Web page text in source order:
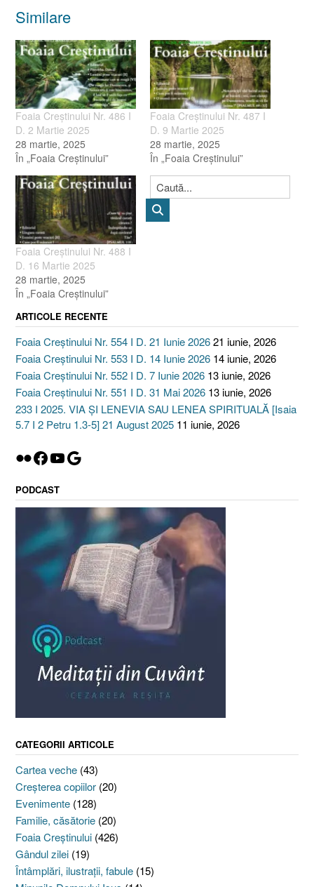
Similare
Foaia Creştinului Nr. 486 I
D. 2 Martie 2025
28 martie, 2025
În „Foaia Creştinului”
Foaia Creştinului Nr. 487 I
D. 9 Martie 2025
28 martie, 2025
În „Foaia Creştinului”
Foaia Creştinului Nr. 488 I
D. 16 Martie 2025
28 martie, 2025
În „Foaia Creştinului”
ARTICOLE RECENTE
Foaia Creștinului Nr. 554 I D. 21 Iunie 202621 iunie, 2026
Foaia Creștinului Nr. 553 I D. 14 Iunie 2026 14 iunie, 2026
Foaia Creștinului Nr. 552 I D. 7 Iunie 2026 13 iunie, 2026
Foaia Creștinului Nr. 551 I D. 31 Mai 2026 13 iunie, 2026
233 I 2025. VIA ȘI LENEVIA SAU LENEA SPIRITUALĂ [Isaia
5.7 I 2 Petru 1.3-5] 21 August 2025 11 iunie, 2026
Flickr
Facebook
YouTube
Google
PODCAST
CATEGORII ARTICOLE
Cartea veche (43)
Creşterea copiilor (20)
Evenimente (128)
Familie, căsătorie (20)
Foaia Creştinului (426)
Gândul zilei (19)
Întâmplări, ilustraţii, fabule (15)